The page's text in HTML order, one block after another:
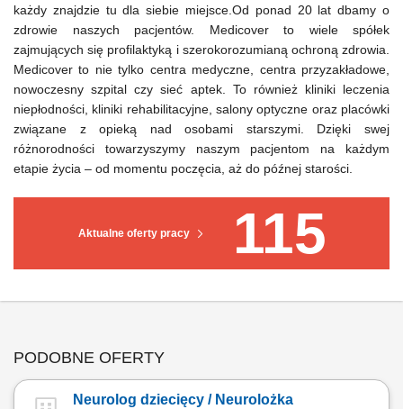
Aktualne oferty pracy 115
każdy znajdzie tu dla siebie miejsce.Od ponad 20 lat dbamy o
zdrowie naszych pacjentów. Medicover to wiele spółek
zajmujących się profilaktyką i szerokorozumianą ochroną zdrowia.
Medicover to nie tylko centra medyczne, centra przyzakładowe,
nowoczesny szpital czy sieć aptek. To również kliniki leczenia
niepłodności, kliniki rehabilitacyjne, salony optyczne oraz placówki
związane z opieką nad osobami starszymi. Dzięki swej
różnorodności towarzyszymy naszym pacjentom na każdym
etapie życia – od momentu poczęcia, aż do późnej starości.
PODOBNE OFERTY
Neurolog dziecięcy / Neurolożka